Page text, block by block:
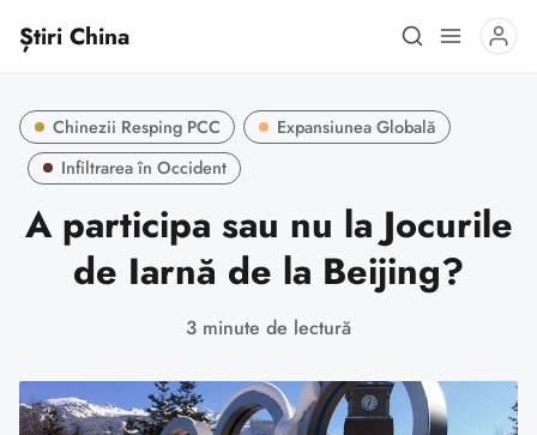
Știri China
Chinezii Resping PCC
Expansiunea Globală
Infiltrarea în Occident
A participa sau nu la Jocurile
de Iarnă de la Beijing?
3 minute de lectură